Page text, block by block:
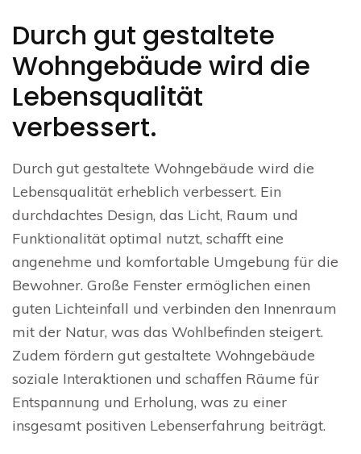
Durch gut gestaltete
Wohngebäude wird die
Lebensqualität
verbessert.
Durch gut gestaltete Wohngebäude wird die
Lebensqualität erheblich verbessert. Ein
durchdachtes Design, das Licht, Raum und
Funktionalität optimal nutzt, schafft eine
angenehme und komfortable Umgebung für die
Bewohner. Große Fenster ermöglichen einen
guten Lichteinfall und verbinden den Innenraum
mit der Natur, was das Wohlbefinden steigert.
Zudem fördern gut gestaltete Wohngebäude
soziale Interaktionen und schaffen Räume für
Entspannung und Erholung, was zu einer
insgesamt positiven Lebenserfahrung beiträgt.